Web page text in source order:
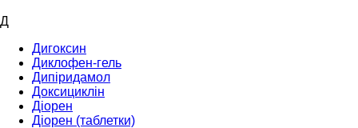
Д
Дигоксин
Диклофен-гель
Дипіридамол
Доксициклін
Діорен
Діорен (таблетки)